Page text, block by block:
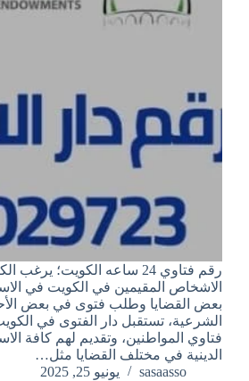
رقم فتاوي 24 ساعه الكويت؛ يرغب
الاشخاص المقيمين في الكويت في
بعض القضايا وطلب فتوى في بعض
الشرعية، تستقبل دار الفتوى في
فتاوي المواطنين، وتقديم لهم كافة
الدينية في مختلف القضايا مثل…
sasaasso
يونيو 25, 2025